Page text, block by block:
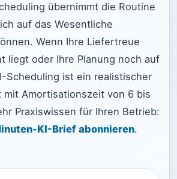
übernimmt die Routine
auf das Wesentliche
Wenn Ihre Liefertreue
liegt oder Ihre Planung noch auf
Scheduling ist ein realistischer
mit Amortisationszeit von 6 bis
Praxiswissen für Ihren Betrieb:
KI-Brief abonnieren.